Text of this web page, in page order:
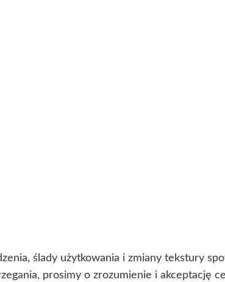
ślady użytkowania i zmiany tekstury
prosimy o zrozumienie i akceptację